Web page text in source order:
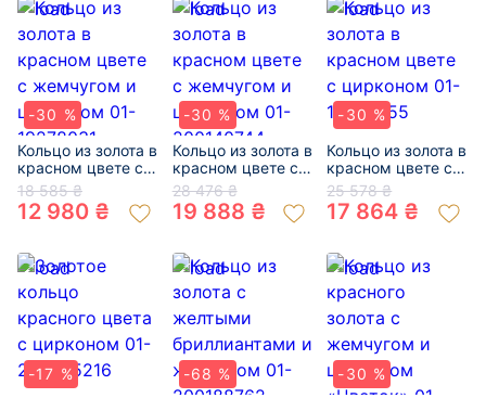
-30 %
Кольцо из золота в
красном цвете с
жемчугом и
цирконом 01-
19278031
18 585 ₴
12 980 ₴
-30 %
Кольцо из золота в
красном цвете с
жемчугом и
цирконом 01-
200140744
28 476 ₴
19 888 ₴
-30 %
Кольцо из золота в
красном цвете с
цирконом 01-
19246755
25 578 ₴
17 864 ₴
-17 %
-68 %
-30 %